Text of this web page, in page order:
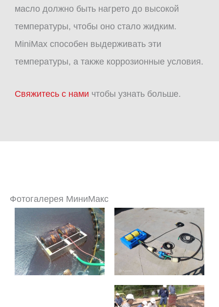
масло должно быть нагрето до высокой
температуры, чтобы оно стало жидким.
MiniMax способен выдерживать эти
температуры, а также коррозионные условия.
Свяжитесь с нами чтобы узнать больше.
Фотогалерея МиниМакс